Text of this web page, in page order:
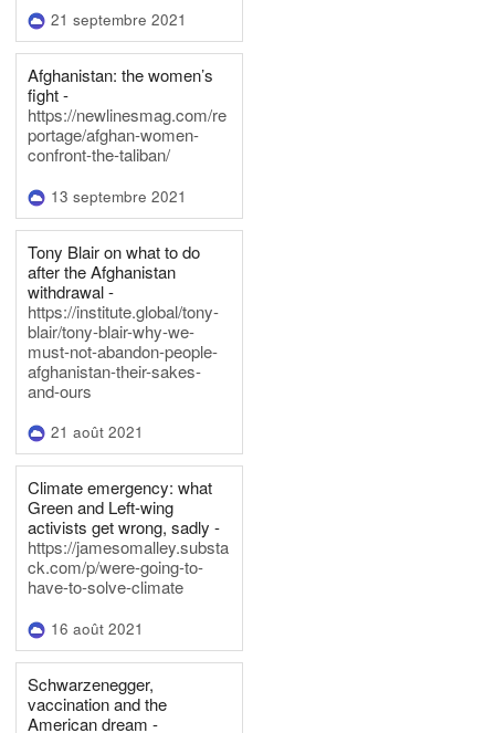
21 septembre 2021
Afghanistan: the women’s
fight -
https://newlinesmag.com/re
portage/afghan-women-
confront-the-taliban/
13 septembre 2021
Tony Blair on what to do
after the Afghanistan
withdrawal -
https://institute.global/tony-
blair/tony-blair-why-we-
must-not-abandon-people-
afghanistan-their-sakes-
and-ours
21 août 2021
Climate emergency: what
Green and Left-wing
activists get wrong, sadly -
https://jamesomalley.substa
ck.com/p/were-going-to-
have-to-solve-climate
16 août 2021
Schwarzenegger,
vaccination and the
American dream -